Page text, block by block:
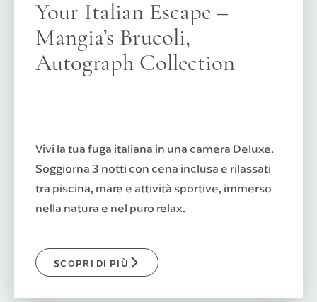
Your Italian Escape –
Mangia’s Brucoli,
Autograph Collection
Vivi la tua fuga italiana in una camera Deluxe.
Soggiorna 3 notti con cena inclusa e rilassati
tra piscina, mare e attività sportive, immerso
nella natura e nel puro relax.
SCOPRI DI PIÙ